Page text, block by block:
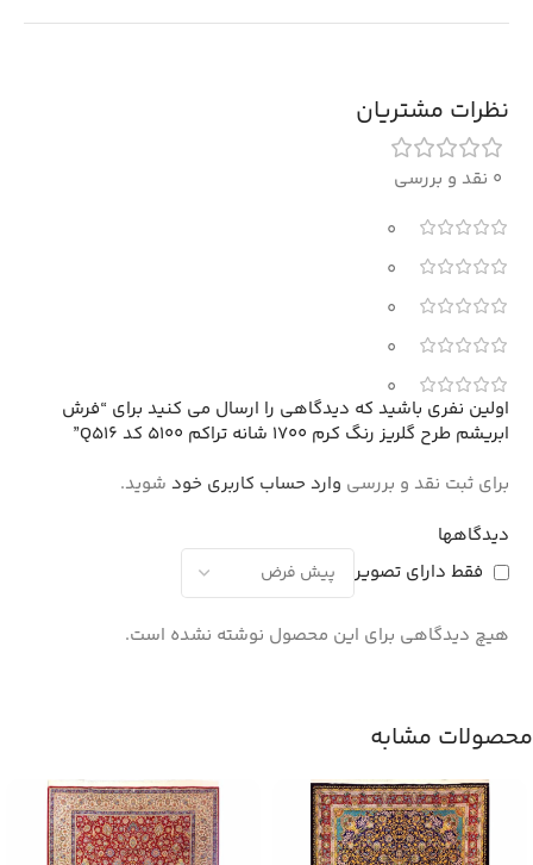
نظرات مشتریان
0 نقد و بررسی
0
0
0
0
0
دیدگاهها
فقط دارای تصویر
هیچ دیدگاهی برای این محصول نوشته نشده است.
اولین نفری باشید که دیدگاهی را ارسال می کنید برای “فرش
ابریشم طرح گلریز رنگ کرم 1700 شانه تراکم 5100 کد Q516”
برای ثبت نقد و بررسی وارد حساب کاربری خود شوید.
محصولات مشابه